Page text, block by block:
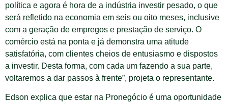
política e agora é hora de a indústria investir pesado, o que
será refletido na economia em seis ou oito meses, inclusive
com a geração de empregos e prestação de serviço. O
comércio está na ponta e já demonstra uma atitude
satisfatória, com clientes cheios de entusiasmo e dispostos
a investir. Desta forma, com cada um fazendo a sua parte,
voltaremos a dar passos à frente”, projeta o representante.
Edson explica que estar na Pronegócio é uma oportunidade